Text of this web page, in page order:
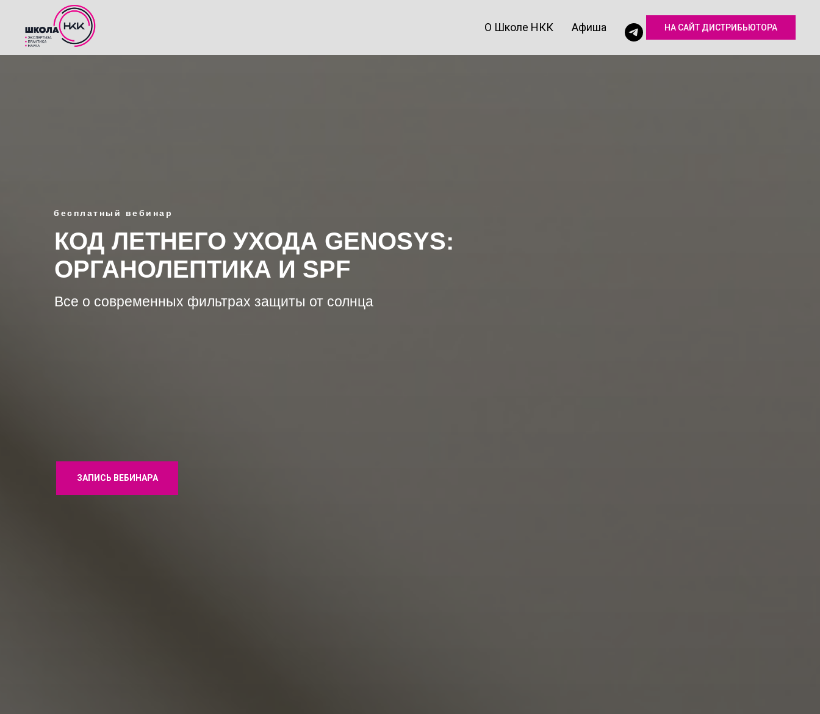
О Школе НКК Афиша НА САЙТ ДИСТРИБЬЮТОРА
КОД ЛЕТНЕГО УХОДА GENOSYS:
ОРГАНОЛЕПТИКА И SPF
Все о современных фильтрах защиты от солнца
бесплатный вебинар
ЗАПИСЬ ВЕБИНАРА